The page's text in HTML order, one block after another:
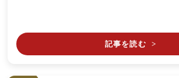
記事を読む >